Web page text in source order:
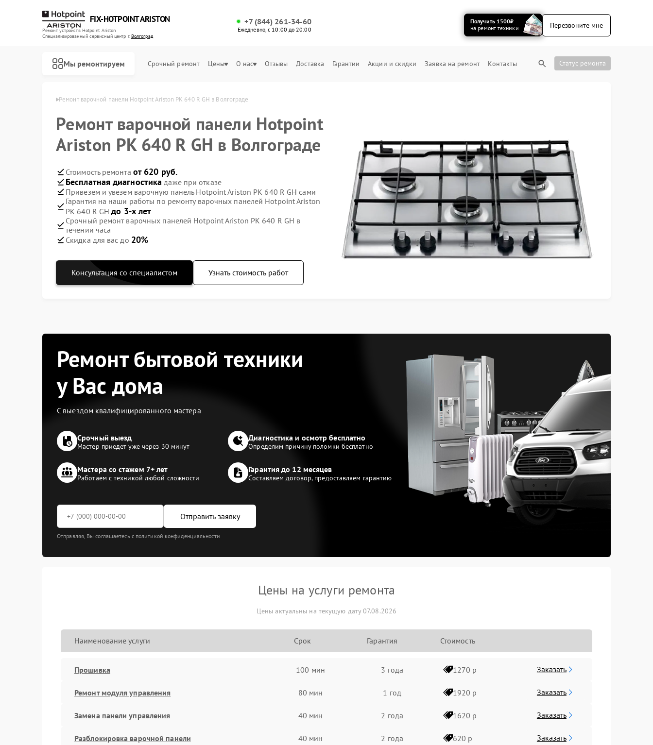
FIX-HOTPOINT ARISTON
Ремонт устройств Hotpoint Ariston
Специализированный cервисный центр г.Волгоград
+7 (844) 261-34-60
Ежедневно, с 10:00 до 20:00
Получить 1500₽
на ремонт техники
Перезвоните мне
Мы ремонтируем Срочный ремонт Цены О нас Отзывы Доставка Гарантии Акции и скидки Заявка на ремонт Контакты Статус ремонта
в Волгограде Ремонт варочной панели Hotpoint Ariston PK 640 R GH в Волгограде
Ремонт варочной панели Hotpoint
Ariston PK 640 R GH в Волгограде
Стоимость ремонта от 620 руб.
Бесплатная диагностика даже при отказе
Привезем и увезем варочную панель Hotpoint Ariston PK 640 R GH сами
Гарантия на наши работы по ремонту варочных панелей Hotpoint Ariston
PK 640 R GHдо 3-х лет
Срочный ремонт варочных панелей Hotpoint Ariston PK 640 R GH в
течении часа
Скидка для вас до 20%
Консультация со специалистом Узнать стоимость работ
Ремонт бытовой техники
у Вас дома
С выездом квалифицированного мастера
Срочный выезд
Мастер приедет уже через 30 минут
Диагностика и осмотр бесплатно
Определим причину поломки бесплатно
Мастера со стажем 7+ лет
Работаем с техникой любой сложности
Гарантия до 12 месяцев
Составляем договор, предоставляем гарантию
Отправить заявку
Отправляя, Вы соглашаетесь с политикой конфиденциальности
Цены на услуги ремонта
Цены актуальны на текущую дату 07.08.2026
Наименование услуги Срок Гарантия Стоимость
Прошивка 100 мин 3 года 1270 р Заказать
Ремонт модуля управления 80 мин 1 год 1920 р Заказать
Замена панели управления 40 мин 2 года 1620 р Заказать
Разблокировка варочной панели 40 мин 2 года 620 р Заказать